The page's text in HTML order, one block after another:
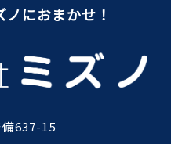
におまかせ！
637-15